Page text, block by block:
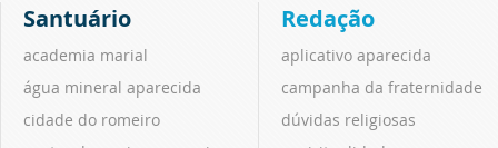
Santuário
academia marial
água mineral aparecida
cidade do romeiro
Redação
aplicativo aparecida
campanha da fraternidade
dúvidas religiosas